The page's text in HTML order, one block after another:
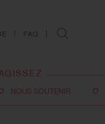
FAQ
NOUS SOUTENIR